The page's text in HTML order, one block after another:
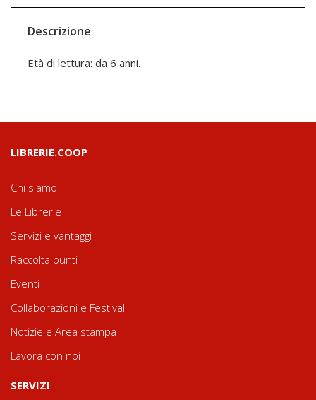
Descrizione
Età di lettura: da 6 anni.
LIBRERIE.COOP
Chi siamo
Le Librerie
Servizi e vantaggi
Raccolta punti
Eventi
Collaborazioni e Festival
Notizie e Area stampa
Lavora con noi
SERVIZI